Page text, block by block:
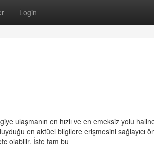
Login
ulaşmanın en hızlı ve en emeksiz yolu
en aktüel bilgilere erişmesini sağlayıcı
olabilir. İşte tam bu